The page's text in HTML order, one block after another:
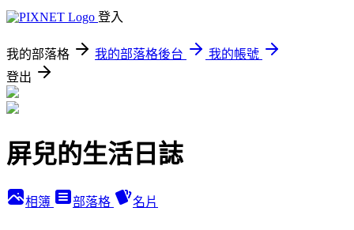
登入
我的部落格 我的部落格後台
我的帳號
登出
屏兒的生活日誌
相簿 部落格 名片